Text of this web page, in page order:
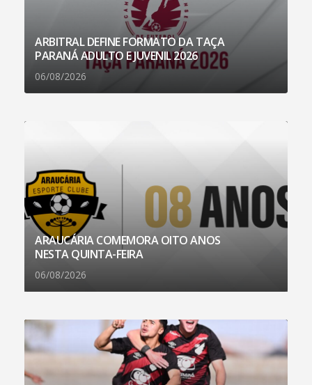
ARBITRAL DEFINE FORMATO DA TAÇA
PARANÁ ADULTO E JUVENIL 2026
06/08/2026
ARAUCÁRIA COMEMORA OITO ANOS
NESTA QUINTA-FEIRA
06/08/2026